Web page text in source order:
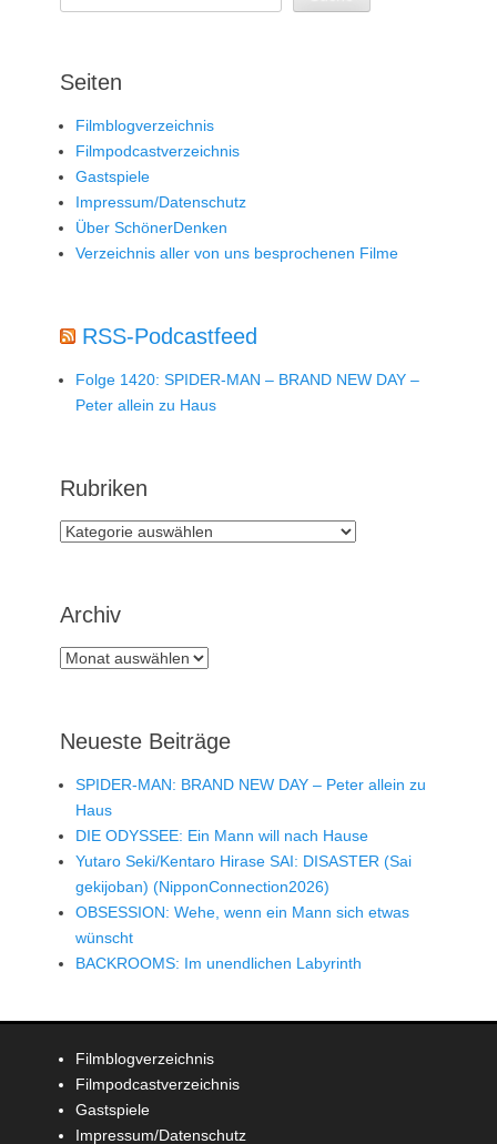
Seiten
Filmblogverzeichnis
Filmpodcastverzeichnis
Gastspiele
Impressum/Datenschutz
Über SchönerDenken
Verzeichnis aller von uns besprochenen Filme
RSS-Podcastfeed
Folge 1420: SPIDER-MAN – BRAND NEW DAY –
Peter allein zu Haus
Rubriken
Rubriken
Archiv
Archiv
Neueste Beiträge
SPIDER-MAN: BRAND NEW DAY – Peter allein zu
Haus
DIE ODYSSEE: Ein Mann will nach Hause
Yutaro Seki/Kentaro Hirase SAI: DISASTER (Sai
gekijoban) (NipponConnection2026)
OBSESSION: Wehe, wenn ein Mann sich etwas
wünscht
BACKROOMS: Im unendlichen Labyrinth
Filmblogverzeichnis
Filmpodcastverzeichnis
Gastspiele
Impressum/Datenschutz